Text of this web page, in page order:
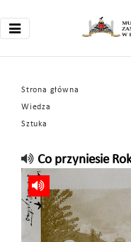
Strona główna
Wiedza
Sztuka
Co przyniesie